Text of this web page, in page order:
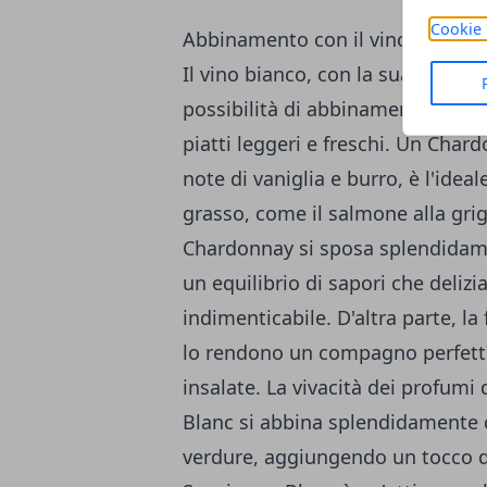
Cookie
Abbinamento con il vino bianco
Il vino bianco, con la sua
possibilità di abbinamento con
piatti leggeri e freschi. Un
note di vaniglia e burro, è
grasso, come il salmone alla
Chardonnay si sposa
un equilibrio di sapori che
indimenticabile. D'altra parte, la
lo rendono un compagno
insalate. La vivacità dei
Blanc si abbina
verdure, aggiungendo un tocco